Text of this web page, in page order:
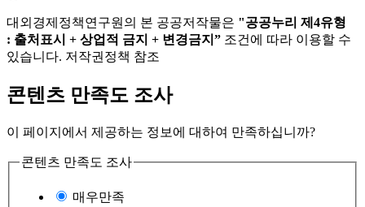
대외경제정책연구원의 본 공공저작물은 "공공누리 제4유형
: 출처표시 + 상업적 금지 + 변경금지” 조건에 따라 이용할 수
있습니다. 저작권정책 참조
콘텐츠 만족도 조사
이 페이지에서 제공하는 정보에 대하여 만족하십니까?
콘텐츠 만족도 조사
매우만족